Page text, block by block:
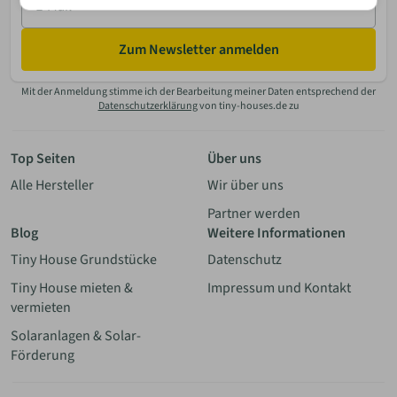
Mail
Zum Newsletter anmelden
Mit der Anmeldung stimme ich der Bearbeitung meiner Daten entsprechend der
Datenschutzerklärungvon tiny-houses.de zu
Top Seiten
Alle Hersteller
Über uns
Wir über uns
Partner werden
Blog
Tiny House Grundstücke
Tiny House mieten &
vermieten
Solaranlagen & Solar-
Förderung
Weitere Informationen
Datenschutz
Impressum und Kontakt